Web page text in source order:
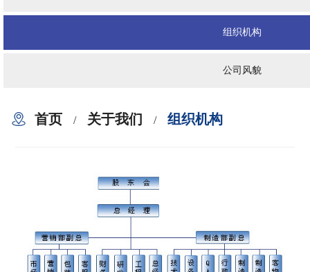
组织机构
公司风貌
首页 / 关于我们 /组织机构